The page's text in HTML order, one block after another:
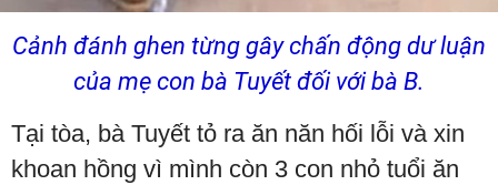
Cảnh đánh ghen từng gây chấn động dư luận
của mẹ con bà Tuyết đối với bà B.
Tại tòa, bà Tuyết tỏ ra ăn năn hối lỗi và xin
khoan hồng vì mình còn 3 con nhỏ tuổi ăn